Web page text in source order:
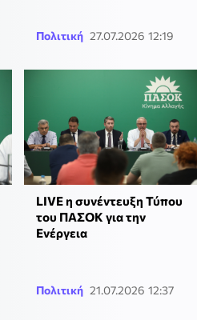
Πολιτική 27.07.2026 12:19
LIVE η συνέντευξη Τύπου
του ΠΑΣΟΚ για την
Ενέργεια
Πολιτική 21.07.2026 12:37